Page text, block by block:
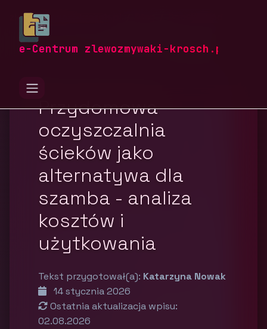
e-Centrum zlewozmywaki-krosch.pl
zlewozmywaki-krosch.pl
Przydomowa
oczyszczalnia
ścieków jako
alternatywa dla
szamba - analiza
kosztów i
użytkowania
Tekst przygotował(a): Katarzyna Nowak
14 stycznia 2026
Ostatnia aktualizacja wpisu:
02.08.2026